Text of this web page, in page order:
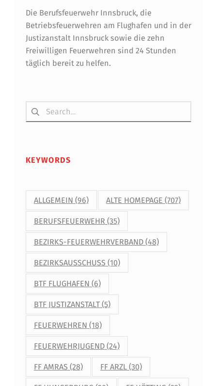
Die Berufsfeuerwehr Innsbruck, die
Betriebsfeuerwehren am Flughafen und in der
Justizanstalt Innsbruck sowie die zehn
Freiwilligen Feuerwehren sind 24 Stunden
täglich bereit zu helfen.
Suchen nach:
KEYWORDS
ALLGEMEIN (96) ALTE HOMEPAGE (707)
BERUFSFEUERWEHR (35)
BEZIRKS-FEUERWEHRVERBAND(48)
BEZIRKSAUSSCHUSS (10)
BTF FLUGHAFEN (6)
BTF JUSTIZANSTALT(5)
FEUERWEHREN (18)
FEUERWEHRJUGEND(24)
FF AMRAS (28) FF ARZL (30)